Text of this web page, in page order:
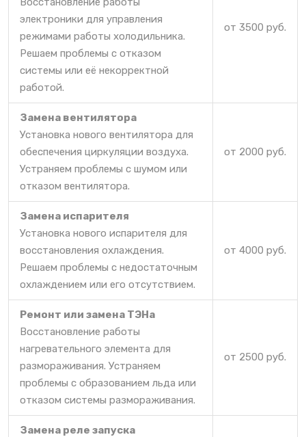
электроники для управления
режимами работы холодильника.
Решаем проблемы с отказом
системы или её некорректной
работой.
от 3500 руб.
Замена вентилятора
Установка нового вентилятора для
обеспечения циркуляции воздуха.
Устраняем проблемы с шумом или
отказом вентилятора.
от 2000 руб.
Замена испарителя
Установка нового испарителя для
восстановления охлаждения.
Решаем проблемы с недостаточным
охлаждением или его отсутствием.
от 4000 руб.
Ремонт или замена ТЭНа
Восстановление работы
нагревательного элемента для
размораживания. Устраняем
проблемы с образованием льда или
отказом системы размораживания.
от 2500 руб.
Замена реле запуска